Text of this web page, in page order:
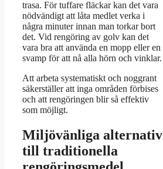
trasa. För tuffare fläckar kan det vara
nödvändigt att låta medlet verka i
några minuter innan man torkar bort
det. Vid rengöring av golv kan det
vara bra att använda en mopp eller en
svamp för att nå alla hörn och vinklar.
Att arbeta systematiskt och noggrant
säkerställer att inga områden förbises
och att rengöringen blir så effektiv
som möjligt.
Miljövänliga alternativ
till traditionella